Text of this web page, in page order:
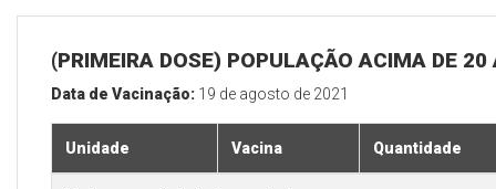
(PRIMEIRA DOSE) POPULAÇÃO ACIMA DE 20
Data de Vacinação: 19 de agosto de 2021
Unidade Vacina Quantidade